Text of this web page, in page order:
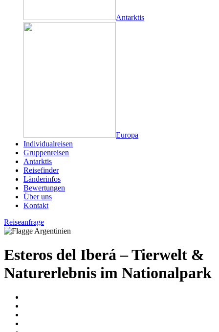
Antarktis
Europa
Individualreisen
Gruppenreisen
Antarktis
Reisefinder
Länderinfos
Bewertungen
Über uns
Kontakt
Reiseanfrage
Esteros del Iberá – Tierwelt &
Naturerlebnis im Nationalpark